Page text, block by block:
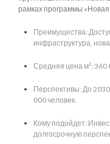
рамках программы «Новая
Преимущества:
инфраструктура,
Средняя цена м²: 360
Перспективы: До
000 человек.
Кому подойдет:
долгосрочную